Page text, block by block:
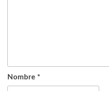
Nombre *